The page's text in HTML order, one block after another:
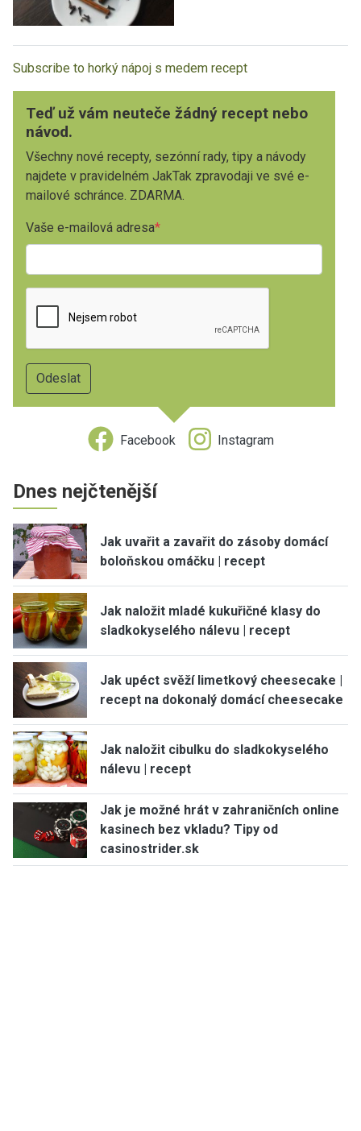
Subscribe to horký nápoj s medem recept
Teď už vám neuteče žádný recept nebo
návod.
Všechny nové recepty, sezónní rady, tipy a návody
najdete v pravidelném JakTak zpravodaji ve své e-
mailové schránce. ZDARMA.
Vaše e-mailová adresa
Facebook Instagram
Dnes nejčtenější
Jak uvařit a zavařit do zásoby domácí
boloňskou omáčku | recept
Jak naložit mladé kukuřičné klasy do
sladkokyselého nálevu | recept
Jak upéct svěží limetkový cheesecake |
recept na dokonalý domácí cheesecake
Jak naložit cibulku do sladkokyselého
nálevu | recept
Jak je možné hrát v zahraničních online
kasinech bez vkladu? Tipy od
casinostrider.sk